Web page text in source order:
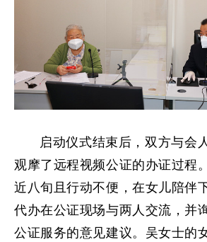
启动仪式结束后，双方与会
观摩了远程视频公证的办证过程
近八旬且行动不便，在女儿陪伴
代办在公证现场与两人交流，并
公证服务的意见建议。吴女士的